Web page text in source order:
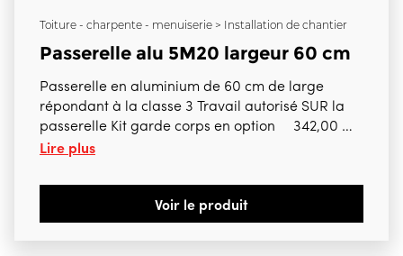
Toiture - charpente - menuiserie > Installation de chantier
Passerelle alu 5M20 largeur 60 cm
Passerelle en aluminium de 60 cm de large
répondant à la classe 3 Travail autorisé SUR la
passerelle Kit garde corps en option 342,00 €
htva
Lire plus
Voir le produit